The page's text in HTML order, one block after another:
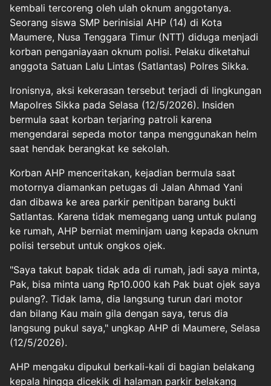
kembali tercoreng oleh ulah oknum anggotanya.
Seorang siswa SMP berinisial AHP (14) di Kota
Maumere, Nusa Tenggara Timur (NTT) diduga menjadi
korban penganiayaan oknum polisi. Pelaku diketahui
anggota Satuan Lalu Lintas (Satlantas) Polres Sikka.
Ironisnya, aksi kekerasan tersebut terjadi di lingkungan
Mapolres Sikka pada Selasa (12/5/2026). Insiden
bermula saat korban terjaring patroli karena
mengendarai sepeda motor tanpa menggunakan helm
saat hendak berangkat ke sekolah.
Korban AHP menceritakan, kejadian bermula saat
motornya diamankan petugas di Jalan Ahmad Yani
dan dibawa ke area parkir penitipan barang bukti
Satlantas. Karena tidak memegang uang untuk pulang
ke rumah, AHP berniat meminjam uang kepada oknum
polisi tersebut untuk ongkos ojek.
"Saya takut bapak tidak ada di rumah, jadi saya minta,
Pak, bisa minta uang Rp10.000 kah Pak buat ojek saya
pulang?. Tidak lama, dia langsung turun dari motor
dan bilang Kau main gila dengan saya, terus dia
langsung pukul saya," ungkap AHP di Maumere, Selasa
(12/5/2026).
AHP mengaku dipukul berkali-kali di bagian belakang
kepala hingga dicekik di halaman parkir belakang